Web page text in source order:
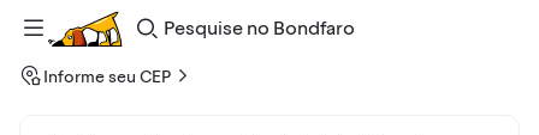
Pesquise
Bondfaro
Informe seu CEP